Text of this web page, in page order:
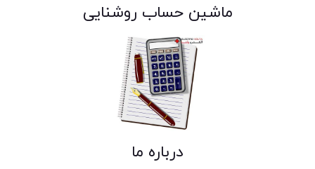
ماشین حساب روشنایی
درباره ما